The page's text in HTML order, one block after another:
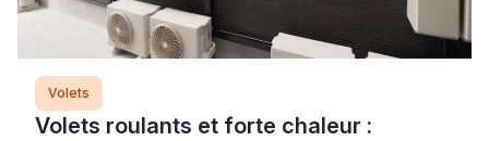
Volets
Volets roulants et forte chaleur :